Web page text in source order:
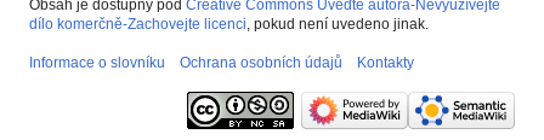
Obsah je dostupný pod Creative Commons Uveďte autora-Nevyužívejte
dílo komerčně-Zachovejte licenci, pokud není uvedeno jinak.
Informace o slovníku Ochrana osobních údajů Kontakty